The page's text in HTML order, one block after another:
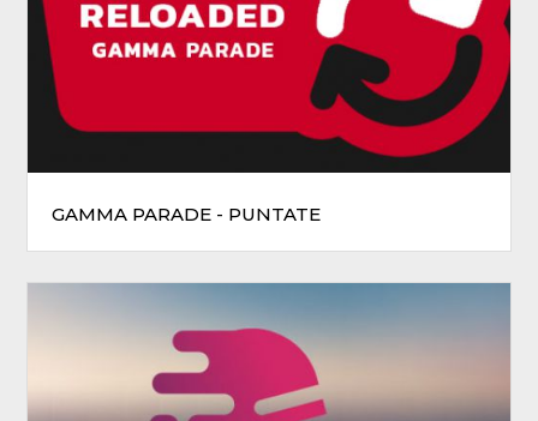
GAMMA PARADE - PUNTATE